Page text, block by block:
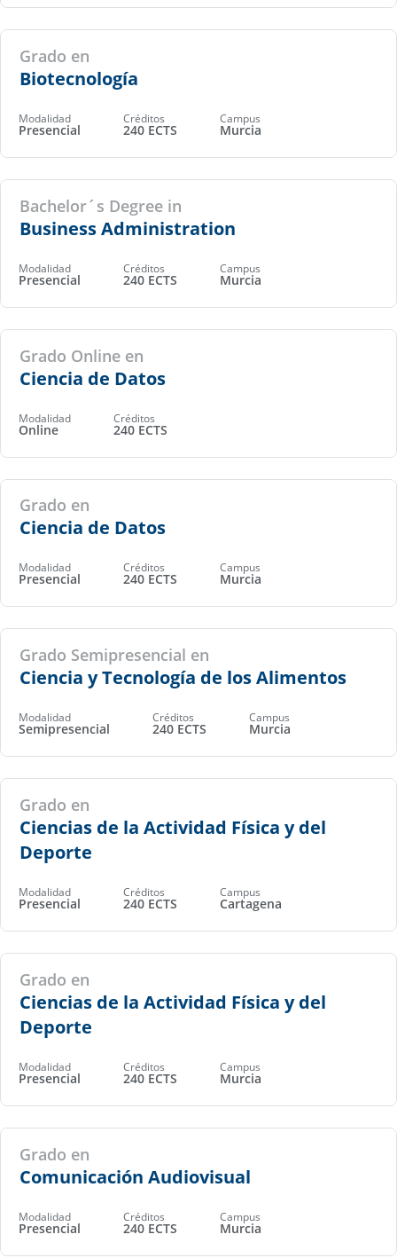
Grado en
Biotecnología
Modalidad
Presencial
Créditos
240 ECTS
Campus
Murcia
Bachelor´s Degree in
Business Administration
Modalidad
Presencial
Créditos
240 ECTS
Campus
Murcia
Grado Online en
Ciencia de Datos
Modalidad
Online
Créditos
240 ECTS
Grado en
Ciencia de Datos
Modalidad
Presencial
Créditos
240 ECTS
Campus
Murcia
Grado Semipresencial en
Ciencia y Tecnología de los Alimentos
Modalidad
Semipresencial
Créditos
240 ECTS
Campus
Murcia
Grado en
Ciencias de la Actividad Física y del
Deporte
Modalidad
Presencial
Créditos
240 ECTS
Campus
Cartagena
Grado en
Ciencias de la Actividad Física y del
Deporte
Modalidad
Presencial
Créditos
240 ECTS
Campus
Murcia
Grado en
Comunicación Audiovisual
Modalidad
Presencial
Créditos
240 ECTS
Campus
Murcia